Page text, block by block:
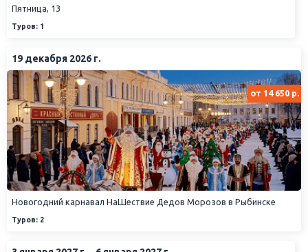
Пятница, 13
Туров: 1
19 декабря 2026 г.
от 14 650 р.
Новогодний карнавал НаШествие Дедов Морозов в Рыбинске
Туров: 2